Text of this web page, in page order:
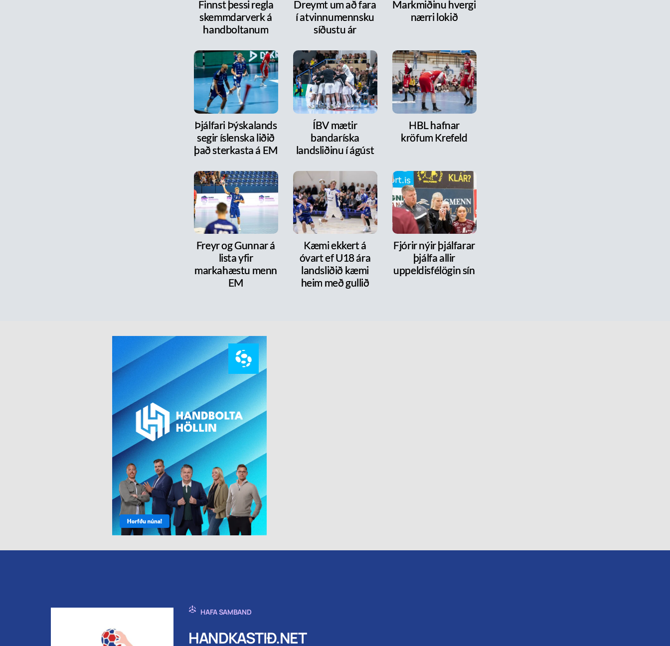
Finnst þessi regla
skemmdarverk á
handboltanum
Dreymt um að fara
í atvinnumennsku
síðustu ár
Markmiðinu hvergi
nærri lokið
Þjálfari Þýskalands
segir íslenska liðið
það sterkasta á EM
ÍBV mætir
bandaríska
landsliðinu í ágúst
HBL hafnar
kröfum Krefeld
Freyr og Gunnar á
lista yfir
markahæstu menn
EM
Kæmi ekkert á
óvart ef U18 ára
landsliðið kæmi
heim með gullið
Fjórir nýir þjálfarar
þjálfa allir
uppeldisfélögin sín
HAFA SAMBAND
HANDKASTIÐ.NET